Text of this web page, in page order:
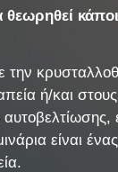
θεωρηθεί
την
ή/και
είναι